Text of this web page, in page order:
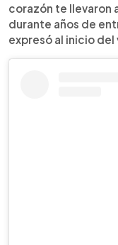
corazón te llevaron
durante años de
expresó al inicio del